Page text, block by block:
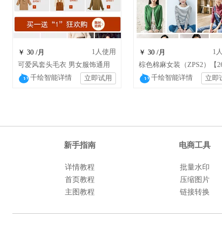
￥ 30 /月 1 人使用
可爱风套头毛衣 男女服饰通用
千绘智能详情
立即试用
￥ 30 /月 1
千绘智能详情 立即
新手指南 电商工具
详情教程
批量水印
首页教程
压缩图片
主图教程
链接转换